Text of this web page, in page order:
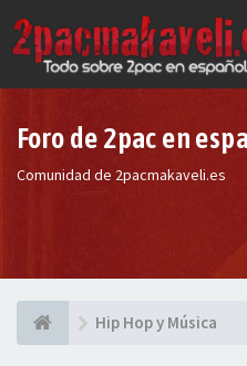
Foro de 2pac en
Comunidad de 2pacmakaveli.es
Hip Hop y Música